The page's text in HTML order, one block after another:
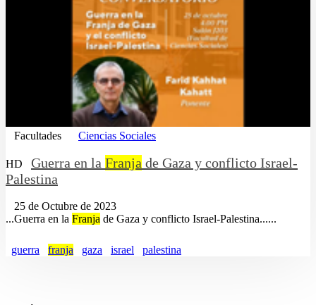
Facultades Ciencias Sociales
HD Guerra en la Franja de Gaza y conflicto Israel-
Palestina
25 de Octubre de 2023
...Guerra en la Franja de Gaza y conflicto Israel-Palestina......
guerra franja gaza israel palestina